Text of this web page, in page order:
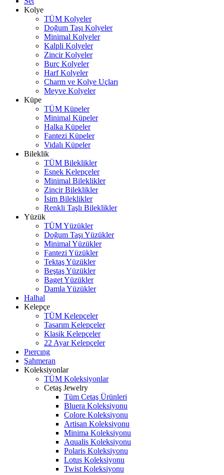
Kolye
TÜM Kolyeler
Doğum Taşı Kolyeler
Minimal Kolyeler
Kalpli Kolyeler
Zincir Kolyeler
Burç Kolyeler
Harf Kolyeler
Charm ve Kolye Uçları
Meyve Kolyeler
Küpe
TÜM Küpeler
Minimal Küpeler
Halka Küpeler
Fantezi Küpeler
Vidalı Küpeler
Bileklik
TÜM Bileklikler
Esnek Kelepçeler
Minimal Bileklikler
Zincir Bileklikler
İsim Bileklikler
Renkli Taşlı Bileklikler
Yüzük
TÜM Yüzükler
Doğum Taşı Yüzükler
Minimal Yüzükler
Fantezi Yüzükler
Tektaş Yüzükler
Beştaş Yüzükler
Baget Yüzükler
Damla Yüzükler
Halhal
Kelepçe
TÜM Kelepçeler
Tasarım Kelepçeler
Klasik Kelepçeler
22 Ayar Kelepçeler
Pıercıng
Şahmeran
Koleksiyonlar
TÜM Koleksiyonlar
Cetaş Jewelry
Tüm Cetaş Ürünleri
Bluera Koleksiyonu
Colore Koleksiyonu
Artisan Koleksiyonu
Minima Koleksiyonu
Aqualis Koleksiyonu
Polaris Koleksiyonu
Lotus Koleksiyonu
Twist Koleksiyonu